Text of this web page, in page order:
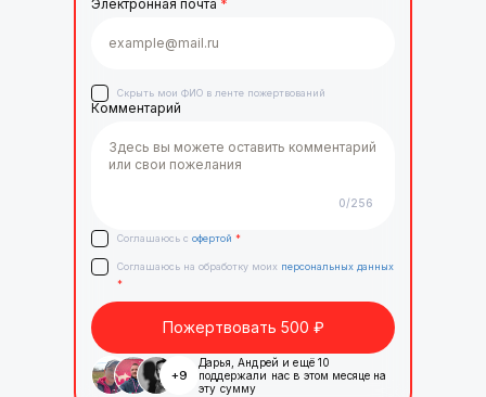
Электронная почта *
Скрыть мои ФИО в ленте пожертвований
Комментарий
0/256
Соглашаюсь с офертой *
Соглашаюсь на обработку моих персональных данных
*
Пожертвовать 500 ₽
+9
Дарья Андрей и ещё10
поддержали нас в этом месяце на
эту сумму